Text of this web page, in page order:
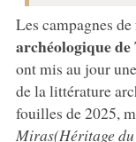
Les campagnes
archéologique
ont mis au jour
de la littérature
fouilles de 2025,
Miras(Héritage